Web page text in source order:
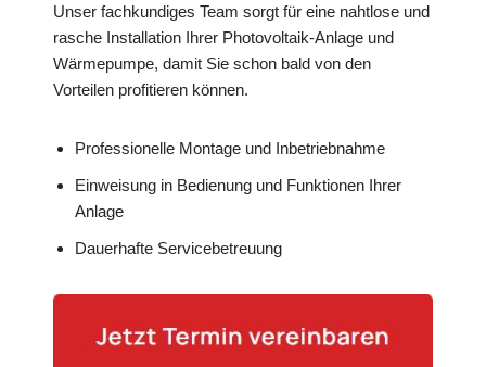
Unser fachkundiges Team sorgt für eine nahtlose und
rasche Installation Ihrer Photovoltaik-Anlage und
Wärmepumpe, damit Sie schon bald von den
Vorteilen profitieren können.
Professionelle Montage und Inbetriebnahme
Einweisung in Bedienung und Funktionen Ihrer
Anlage
Dauerhafte Servicebetreuung